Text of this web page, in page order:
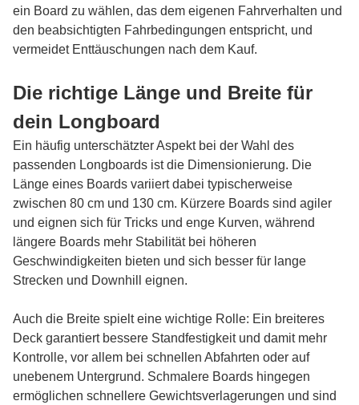
ein Board zu wählen, das dem eigenen Fahrverhalten und
den beabsichtigten Fahrbedingungen entspricht, und
vermeidet Enttäuschungen nach dem Kauf.
Die richtige Länge und Breite für
dein Longboard
Ein häufig unterschätzter Aspekt bei der Wahl des
passenden Longboards ist die Dimensionierung. Die
Länge eines Boards variiert dabei typischerweise
zwischen 80 cm und 130 cm. Kürzere Boards sind agiler
und eignen sich für Tricks und enge Kurven, während
längere Boards mehr Stabilität bei höheren
Geschwindigkeiten bieten und sich besser für lange
Strecken und Downhill eignen.
Auch die Breite spielt eine wichtige Rolle: Ein breiteres
Deck garantiert bessere Standfestigkeit und damit mehr
Kontrolle, vor allem bei schnellen Abfahrten oder auf
unebenem Untergrund. Schmalere Boards hingegen
ermöglichen schnellere Gewichtsverlagerungen und sind